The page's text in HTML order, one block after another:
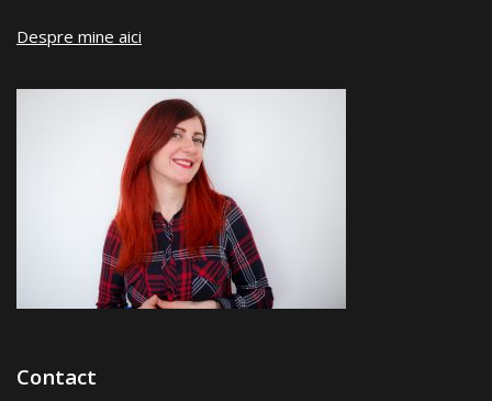
Despre mine aici
Contact